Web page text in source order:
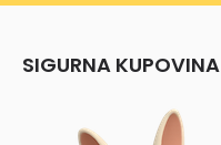
SIGURNA KUPOVINA